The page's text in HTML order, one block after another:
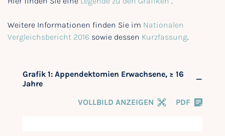
Weitere Informationen finden Sie im Nationalen
Vergleichsbericht 2016 sowie dessen Kurzfassung.
Grafik 1: Appendektomien Erwachsene, ≥ 16
Jahre
VOLLBILD ANZEIGEN
PDF